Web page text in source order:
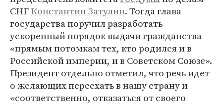
СНГКонстантин Затулин. Тогда глава
государства поручил разработать
ускоренный порядок выдачи гражданства
«прямым потомкам тех, кто родился и в
Российской империи, и в Советском Союзе».
Президент отдельно отметил, что речь идет
о желающих переехать в нашу страну и
«соответственно, отказаться от своего